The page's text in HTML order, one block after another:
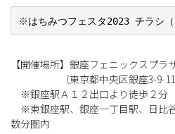
※はちみつフェスタ2023 チラシ（
【開催場所】銀座フェニックスプラ
（東京都中央区銀座3-9-11 紙
※銀座駅Ａ１２出口より徒歩２分
※東銀座駅、銀座一丁目駅、日比
数分圏内